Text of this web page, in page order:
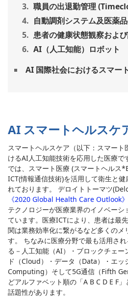
職員の出退勤管理
自動調剤システム及医薬
患者の健康状態観察およ
AI（人工知能）ロボット
AI 国際社会におけるスマー
AI スマートヘルスケ
スマートヘルスケア（以下：スマー
けるAI人工知能技術を応用した医療で
では、スマート医療 (スマートヘルス
ICT(情報通信技術)を活用して衛生と
れております。 デロイトトーマツ
《2020 Global Health Care Outlook》
テクノロジーが医療業界のイノベーシ
ています。医療ICTにより、患者は最
関は業務効率化に繋がるなど多くのメ
す。 ちなみに医療分野で最も活用さ
る－人工知能（AI）・ブロックチェ
ド（Cloud）・データ（Data）・エッ
Computing）そして5G通信（Fifth
どアルファベット順の「A B C D E F
話題性があります。